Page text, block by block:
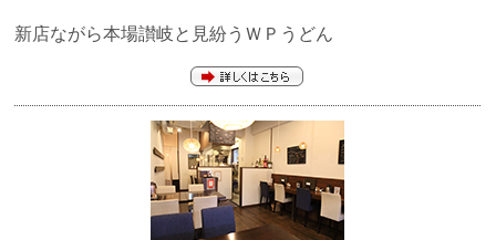
新店ながら本場讃岐と見紛うＷＰうどん